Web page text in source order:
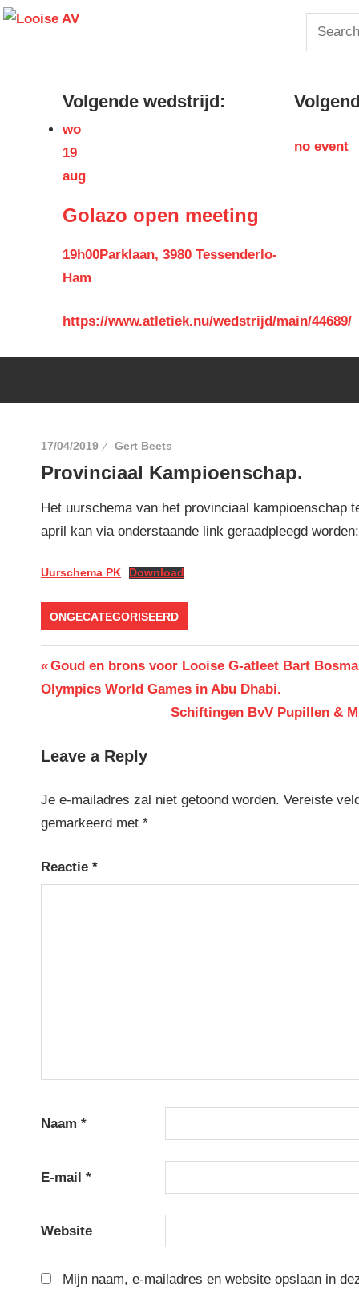
Skip
Search
for:
Volgende wedstrijd:
wo
19
aug
Golazo open meeting
19h00Parklaan, 3980 Tessenderlo-
Ham
https://www.atletiek.nu/wedstrijd/main/44689/
no event
17/04/2019 Gert Beets
Provinciaal Kampioenschap.
Het uurschema van het provinciaal kampioenschap
april kan via onderstaande link geraadpleegd worden:
Uurschema PK Download
ONGECATEGORISEERD
Berichtnavigatie
Previous
Post:
Goud en brons voor Looise G-atleet Bart
Olympics World Games in Abu Dhabi.
Next
Schiftingen BvV Pupillen &
Leave a Reply
Je e-mailadres zal niet getoond worden. Vereiste
gemarkeerd met *
Reactie *
Naam *
E-mail *
Website
Mijn naam, e-mailadres en website opslaan in